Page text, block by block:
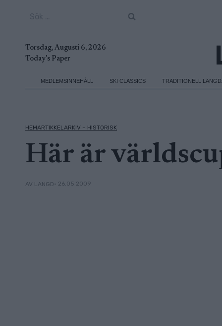
Torsdag, Augusti 6, 2026
Today's Paper
MEDLEMSINNEHÅLL SKI CLASSICS TRADITIONELL
HEMARTIKKELARKIV – HISTORISK
Här är
AV LANGD• 26.05.2009